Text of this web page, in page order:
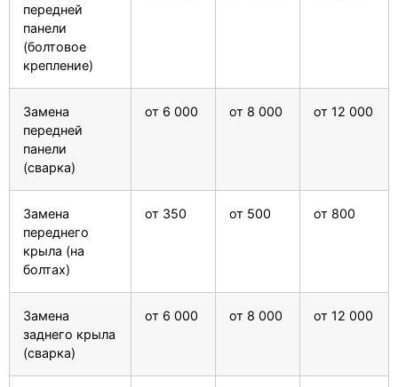
передней
панели
(болтовое
крепление)
Замена
передней
панели
(сварка)
от 6 000 от 8 000 от 12 000
Замена
переднего
крыла (на
болтах)
от 350 от 500 от 800
Замена
заднего крыла
(сварка)
от 6 000 от 8 000 от 12 000